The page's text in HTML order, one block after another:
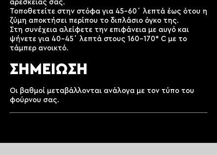
αρεσκείας σας.
Τοποθετείτε στην στόφα για 45-60΄ λεπτά έως ότου η
ζύμη αποκτήσει περίπου το διπλάσιο όγκο της.
Στη συνέχεια αλείφετε την επιφάνεια με αυγό και
ψήνετε για 40-45΄ λεπτά στους 160-170° C με το
τάμπερ ανοικτό.
ΣΗΜΕΙΩΣΗ
Οι βαθμοί μεταβάλλονται ανάλογα με τον τύπο του
φούρνου σας.